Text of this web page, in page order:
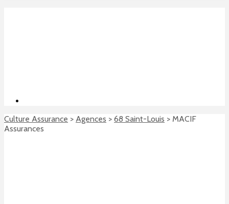
Culture Assurance > Agences > 68 Saint-Louis > MACIF
Assurances